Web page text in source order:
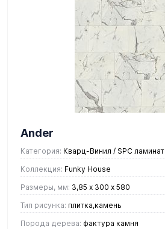
Ander
Категория: Кварц-Винил / SPC ламинат
Коллекция: Funky House
Размеры, мм: 3,85 х 300 х 580
Тип рисунка: плитка,камень
Порода дерева: фактура камня